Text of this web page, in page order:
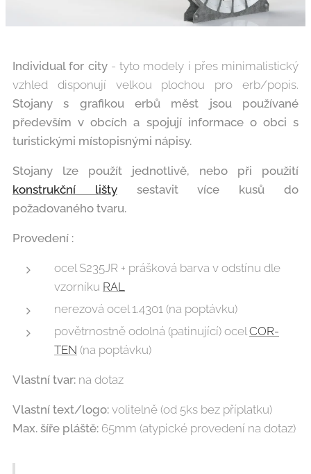
Individual for city - tyto modely i přes minimalistický
vzhled disponují velkou plochou pro erb/popis.
Stojany s grafikou erbů měst jsou používané
především v obcích a spojují informace o obci s
turistickými místopisnými nápisy.
Stojany lze použít jednotlivě, nebo při použití
konstrukční lištysestavit více kusů do
požadovaného tvaru.
Provedení :
ocel S235JR + prášková barva v odstínu dle
vzorníku RAL
nerezová ocel 1.4301 (na poptávku)
povětrnostně odolná (patinující) ocelCOR-
TEN (na poptávku)
Vlastní tvar: na dotaz
Vlastní text/logo: volitelně (od 5ks bez příplatku)
Max. šíře pláště: 65mm (atypické provedení na dotaz)